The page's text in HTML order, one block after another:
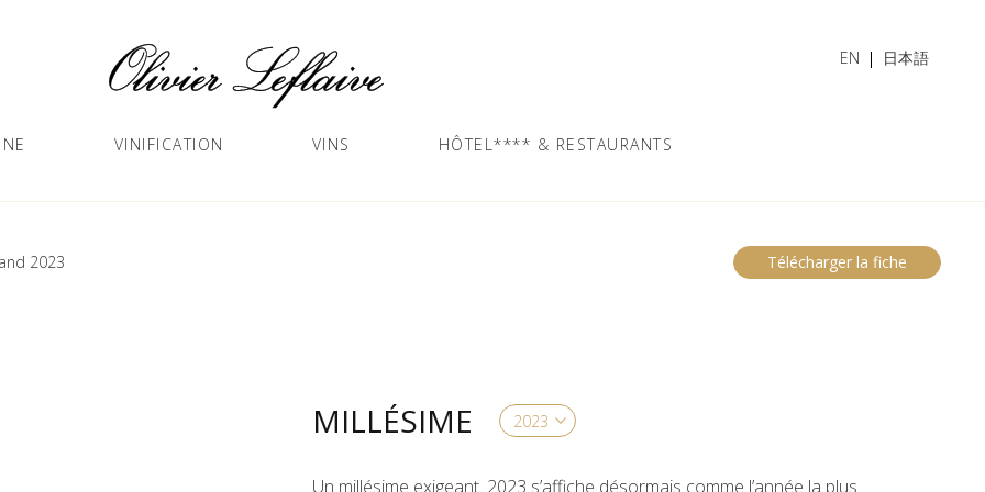
EN 日本語
VINIFICATION VINS HÔTEL**** & RESTAURANTS
2023 Télécharger la fiche
MILLÉSIME
Un millésime exigeant. 2023 s’affiche désormais comme l’année la plus